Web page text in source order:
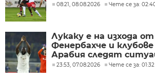
08:21, 08.08.2026 Чете се за:
Лукаку е на изхода
Фенербахче и
Арабия следят
23:53, 07.08.2026 Чете се за: